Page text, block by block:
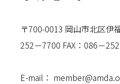
〒700-0013 岡山市北区伊
252－7700 FAX：086－
E-mail：